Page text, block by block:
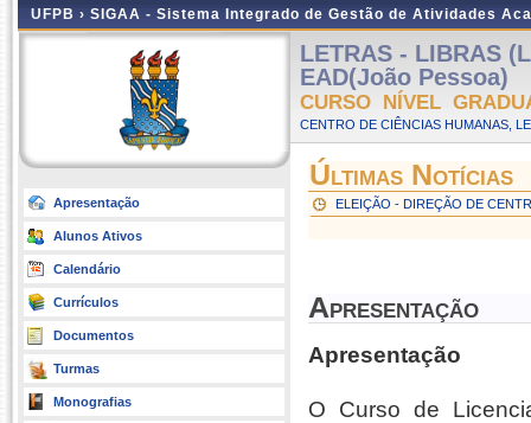
UFPB › SIGAA - Sistema Integrado de Gestão de Atividades
Apresentação
Alunos Ativos
Calendário
Currículos
Documentos
Turmas
Monografias
LETRAS - LIBRAS
EAD(João Pessoa)
CURSO NÍVEL
CENTRO DE CIÊNCIAS HUMANAS,
Últimas Notícias
ELEIÇÃO - DIREÇÃO DE
Apresentação
Apresentação
O Curso de